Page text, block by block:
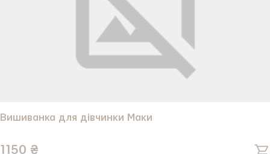
Вишиванка для дівчинки Маки
1150 ₴